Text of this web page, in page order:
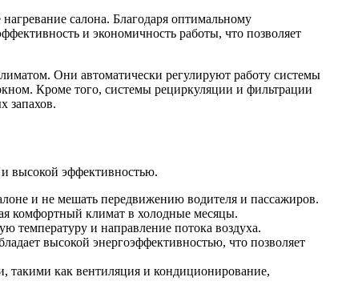
салона. Благодаря оптимальному
и экономичность работы, что позволяет
Они автоматически регулируют работу системы
Кроме того, системы рециркуляции и фильтрации
запахов.
и высокой эффективностью.
и не мешать передвижению водителя и пассажиров.
комфортный климат в холодные месяцы.
температуру и направление потока воздуха.
высокой энергоэффективностью, что позволяет
такими как вентиляция и кондиционирование,